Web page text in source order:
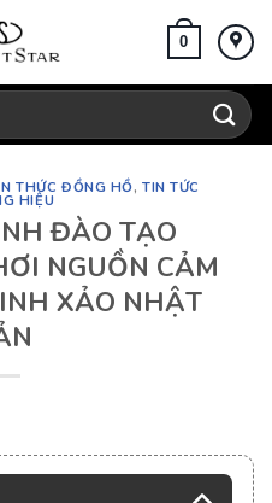
0
THỨC ĐỒNG HỒ,TIN TỨC
HIỆU
ĐÀO TẠO
NGUỒN CẢM
XẢO NHẬT